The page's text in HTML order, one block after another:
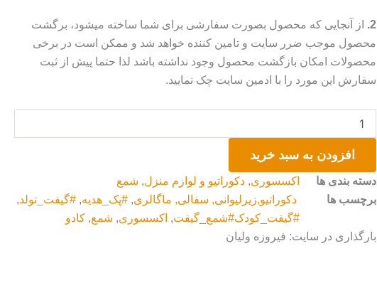
2.
از آنجایی که محصول بصورت سفارشی برای شما ساخته میشود، برگشت
محصول موجب ضرر سایت و تامین کننده خواهد شد و ممکن است در برخی
محصولات امکان بازگشت محصول وجود نداشته باشد لذا حتما پیش از ثبت
سفارش این مورد را با ادمین سایت چک نمایید.
مهره
۱۴سانت
عدد
افزودن به سبد خرید
دسته بندی ها اکسسوری,دکوراتیو و لوازم منزل, شمع
برچسب ها
دکوراتیو,زیرلیوانی, سفالی, ماگالری,#پک_هدیه,#گیفت_تولد,
#گیفت_کودک#شمع_گیفت, اکسسوری, شمع,کادو
بارگذاری در سایت: فیروزه ولیان